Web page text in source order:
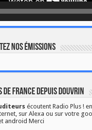
nos émissions
de France depuis Douvrin
écoutent Radio Plus !
sur Alexa ou sur votre
android Merci